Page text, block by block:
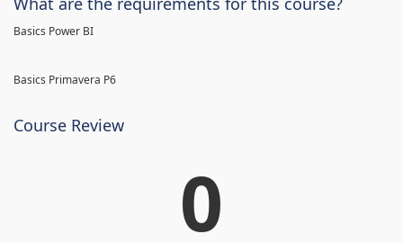
Basics Power BI
Basics Primavera P6
Course Review
0